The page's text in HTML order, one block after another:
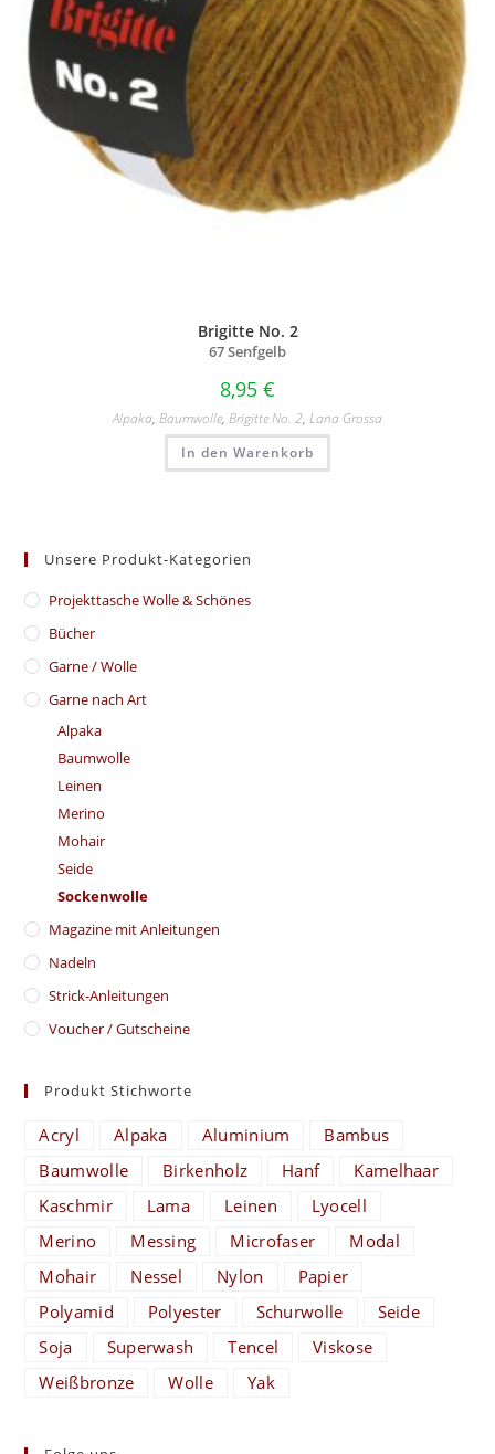
Brigitte No. 2
67 Senfgelb
8,95 €
Alpaka, Baumwolle, Brigitte No. 2, Lana Grossa
In den Warenkorb
Unsere Produkt-Kategorien
​Projekttasche Wolle & Schönes
Bücher
Garne / Wolle
Garne nach Art
Alpaka
Baumwolle
Leinen
Merino
Mohair
Seide
Sockenwolle
Magazine mit Anleitungen
Nadeln
Strick-Anleitungen
Voucher / Gutscheine
Produkt Stichworte
Acryl Alpaka Aluminium
Bambus
Baumwolle
Birkenholz Hanf
Kamelhaar
Kaschmir
Lama Leinen
Lyocell
Merino
Messing Microfaser
Modal
Mohair
Nessel Nylon
Papier
Polyamid
Polyester Schurwolle
Seide
Soja
Superwash Tencel
Viskose
Weißbronze
Wolle Yak